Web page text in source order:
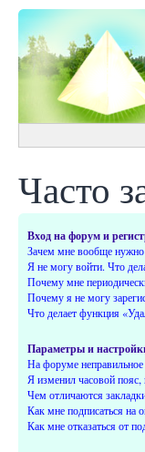
Часто
Вход на форум и
Зачем мне вообще нужно
Я не могу войти. Что
Почему мне
Почему я не могу
Что делает функция
Параметры и
На форуме
Я изменил часовой пояс,
Чем отличаются
Как мне подписаться на
Как мне отказаться от